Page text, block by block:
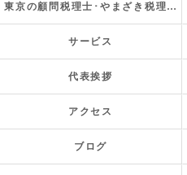
東京の顧問税理士･やまざき税理士事務所の評判
サービス
代表挨拶
アクセス
ブログ